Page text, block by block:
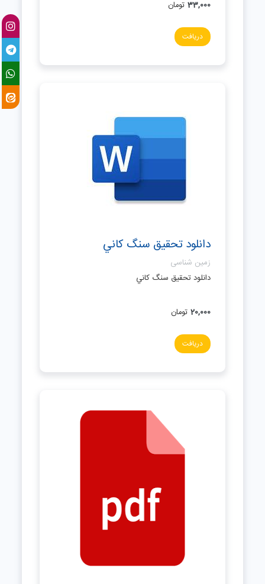
33,000 تومان
دریافت
دانلود تحقیق سنگ كاني
زمین شناسی
دانلود تحقیق سنگ كاني
20,000 تومان
دریافت